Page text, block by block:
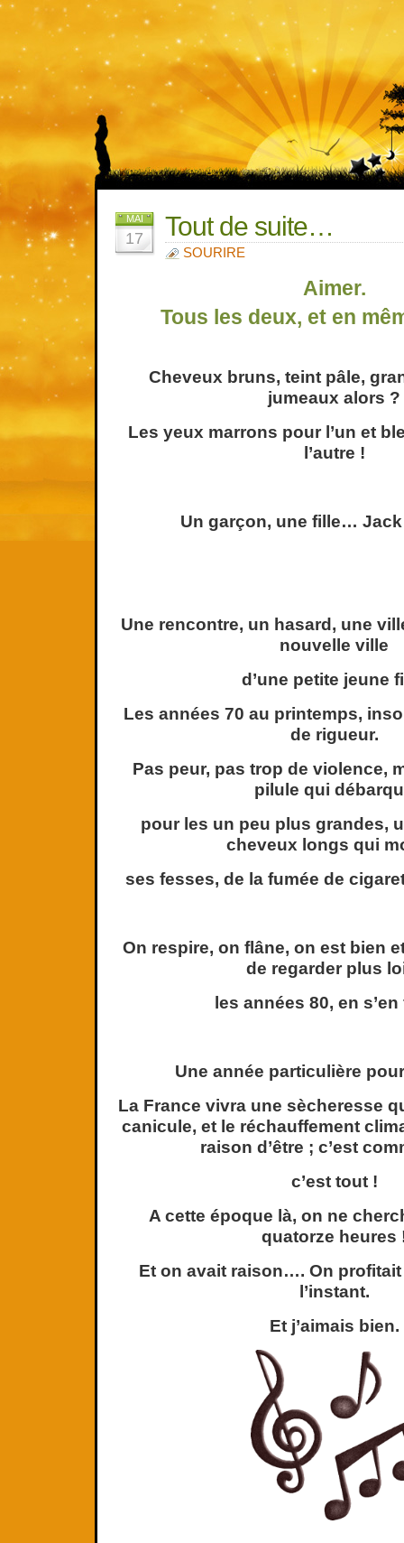
MAI
17 Tout de suite…
SOURIRE
Aimer.
Tous les deux, et en
Cheveux bruns, teint pâle,
jumeaux alors ?
Les yeux marrons pour l’un et
l’autre !
Un garçon, une fille…
Une rencontre, un hasard, une
nouvelle ville
d’une petite jeune
Les années 70 au printemps,
de rigueur.
Pas peur, pas trop de violence,
pilule qui
pour les un peu plus grandes,
cheveux longs qui
ses fesses, de la fumée de
On respire, on flâne, on est bien
de regarder plus
les années 80, en
Une année particulière
La France vivra une sècheresse
canicule, et le réchauffement
raison d’être ; c’est
c’est tout !
A cette époque là, on ne
quatorze heures
Et on avait raison…. On
l’instant.
Et j’aimais bien.